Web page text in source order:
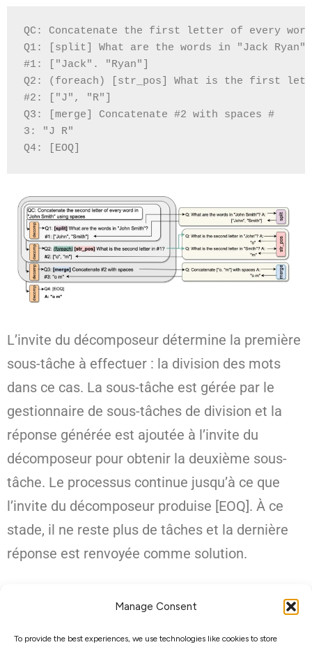
Manage Consent
To provide the best experiences, we use technologies like cookies to store
QC: Concatenate the first letter of every
Q1: [split] What are the words in "Jack
#1: ["Jack". "Ryan"]
Q2: (foreach) [str_pos] What is the first
#2: ["J", "R"]
Q3: [merge] Concatenate #2 with spaces #
3: "J R"
L’invite du décomposeur détermine la première
sous-tâche à effectuer : la division des mots
dans ce cas. La sous-tâche est gérée par le
gestionnaire de sous-tâches de division et la
réponse générée est ajoutée à l’invite du
décomposeur pour obtenir la deuxième sous-
tâche. Le processus continue jusqu’à ce que
l’invite du décomposeur produise [EOQ]. À ce
stade, il ne reste plus de tâches et la dernière
réponse est renvoyée comme solution.
Installer DECOMP